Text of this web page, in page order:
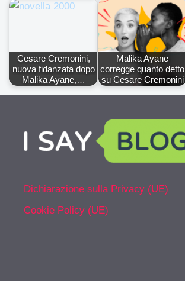
Cesare Cremonini,
nuova fidanzata dopo
Malika Ayane,…
Malika Ayane
corregge quanto detto
su Cesare Cremonini
Dichiarazione sulla Privacy (UE)
Cookie Policy (UE)